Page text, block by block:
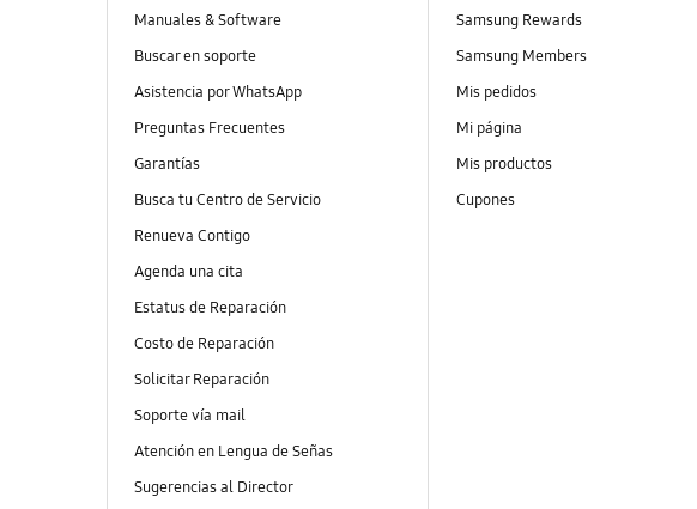
Manuales & Software
Buscar en soporte
Asistencia por WhatsApp
Preguntas Frecuentes
Garantías
Busca tu Centro de Servicio
Renueva Contigo
Agenda una cita
Estatus de Reparación
Costo de Reparación
Solicitar Reparación
Soporte vía mail
Atención en Lengua de Señas
Sugerencias al Director
Samsung Rewards
Samsung Members
Mis pedidos
Mi página
Mis productos
Cupones